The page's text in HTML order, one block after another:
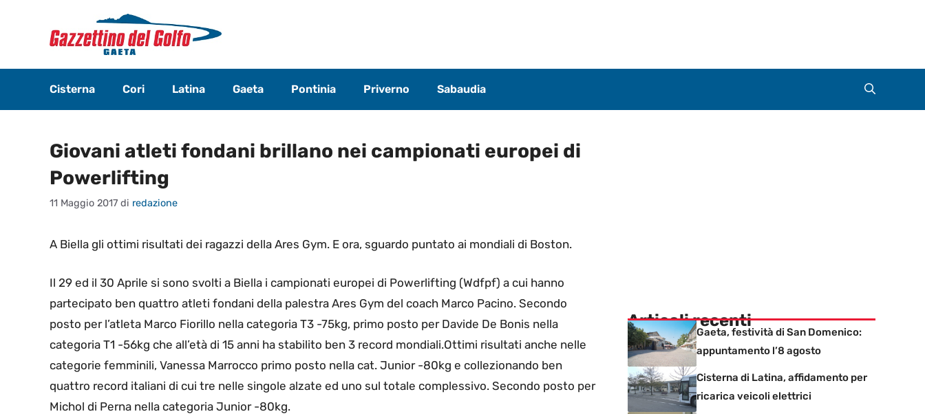
contenuto
Cisterna Cori Latina Gaeta Pontinia Priverno Sabaudia
Giovani atleti fondani brillano nei campionati europei di
Powerlifting
11 Maggio 2017 di redazione
A Biella gli ottimi risultati dei ragazzi della Ares Gym. E ora, sguardo puntato ai mondiali di Boston.
Il 29 ed il 30 Aprile si sono svolti a Biella i campionati europei di Powerlifting (Wdfpf) a cui hanno
partecipato ben quattro atleti fondani della palestra Ares Gym del coach Marco Pacino. Secondo
posto per l’atleta Marco Fiorillo nella categoria T3 -75kg, primo posto per Davide De Bonis nella
categoria T1 -56kg che all’età di 15 anni ha stabilito ben 3 record mondiali.Ottimi risultati anche nelle
categorie femminili, Vanessa Marrocco primo posto nella cat. Junior -80kg e collezionando ben
quattro record italiani di cui tre nelle singole alzate ed uno sul totale complessivo. Secondo posto per
Michol di Perna nella categoria Junior -80kg.
Articoli recenti
Gaeta, festività di San Domenico:
appuntamento l’8 agosto
Cisterna di Latina, affidamento per
ricarica veicoli elettrici